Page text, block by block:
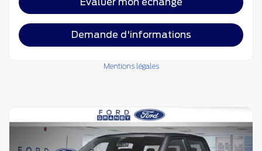
Évaluer mon échange
Demande d'informations
Mentions légales